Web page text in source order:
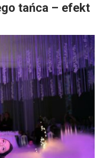
tańca – efekt